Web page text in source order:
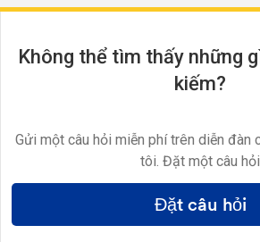
Không thể tìm thấy những
kiếm?
Gửi một câu hỏi miễn phí trên diễn đàn
tôi. Đặt một câu hỏi
Đặt câu hỏi